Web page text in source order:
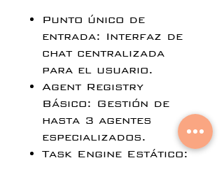
Punto único de
entrada: Interfaz de
chat centralizada
para el usuario.
Agent Registry
Básico: Gestión de
hasta 3 agentes
especializados.
Task Engine Estático: